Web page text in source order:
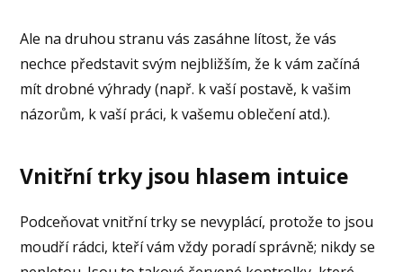
Ale na druhou stranu vás zasáhne lítost, že vás
nechce představit svým nejbližším, že k vám začíná
mít drobné výhrady (např. k vaší postavě, k vašim
názorům, k vaší práci, k vašemu oblečení atd.).
Vnitřní trky jsou hlasem intuice
Podceňovat vnitřní trky se nevyplácí, protože to jsou
moudří rádci, kteří vám vždy poradí správně; nikdy se